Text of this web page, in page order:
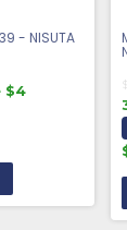
- NISUTA
$4